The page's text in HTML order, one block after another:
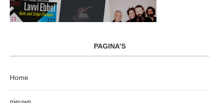
PAGINA’S
Home